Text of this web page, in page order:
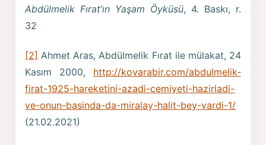
Abdülmelik Fırat’ın Yaşam Öyküsü, 4. Baskı, r.
32
[2] Ahmet Aras, Abdülmelik Fırat ile mülakat, 24
Kasım 2000, http://kovarabir.com/abdulmelik-
firat-1925-hareketini-azadi-cemiyeti-hazirladi-
ve-onun-basinda-da-miralay-halit-bey-vardi-1/
(21.02.2021)